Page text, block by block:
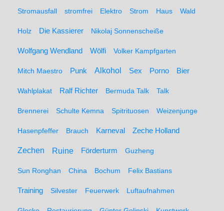
Stromausfall stromfrei Elektro Strom Haus Wald
Holz Die Kassierer Nikolaj Sonnenscheiße
Wolfgang Wendland Wölfi Volker Kampfgarten
Mitch Maestro Punk Alkohol Sex Porno Bier
Wahlplakat Ralf Richter Bermuda Talk Talk
Brennerei Schulte Kemna Spitrituosen Weizenjunge
Hasenpfeffer Brauch Karneval Zeche Holland
Zechen Ruine Förderturm Guzheng
Sun Ronghan China Bochum Felix Bastians
Training Silvester Feuerwerk Luftaufnahmen